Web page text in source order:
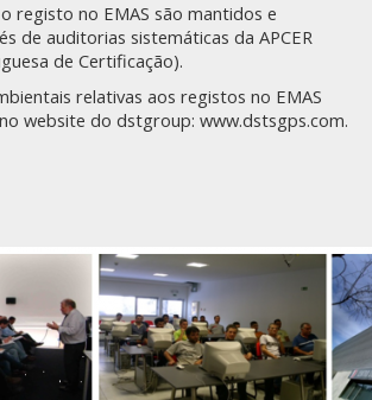
registo no EMAS são mantidos e
de auditorias sistemáticas da APCER
de Certificação).
relativas aos registos no EMAS
website do dstgroup: www.dstsgps.com.